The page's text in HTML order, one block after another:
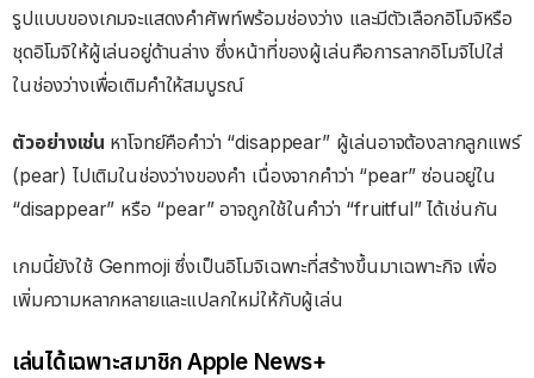
รูปแบบของเกมจะแสดงคำศัพท์พร้อมช่องว่าง และมีตัวเลือกอิโมจิหรือ
ชุดอิโมจิให้ผู้เล่นอยู่ด้านล่าง ซึ่งหน้าที่ของผู้เล่นคือการลากอิโมจิไปใส่
ในช่องว่างเพื่อเติมคำให้สมบูรณ์
ตัวอย่างเช่น หาโจทย์คือคำว่า “disappear” ผู้เล่นอาจต้องลากลูกแพร์
(pear) ไปเติมในช่องว่างของคำ เนื่องจากคำว่า “pear” ซ่อนอยู่ใน
“disappear” หรือ “pear” อาจถูกใช้ในคำว่า “fruitful” ได้เช่นกัน
เกมนี้ยังใช้ Genmoji ซึ่งเป็นอิโมจิเฉพาะที่สร้างขึ้นมาเฉพาะกิจ เพื่อ
เพิ่มความหลากหลายและแปลกใหม่ให้กับผู้เล่น
เล่นได้เฉพาะสมาชิก Apple News+